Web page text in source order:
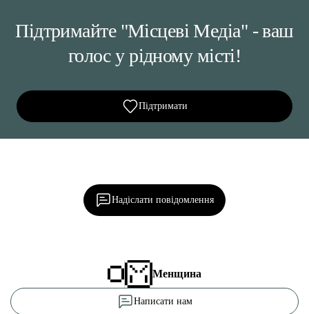
Підтримайте "Місцеві Медіа" - ваш
голос у рідному місті!
Підтримати
Надіслати повідомлення
Менщина
Написати нам